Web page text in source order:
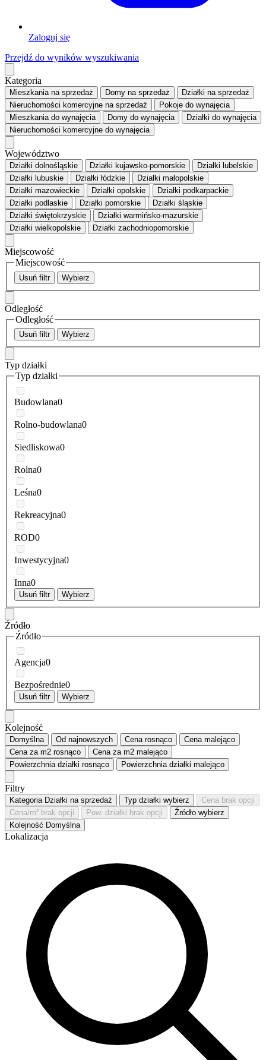
Zaloguj się
Przejdź do wyników wyszukiwania
Kategoria
Mieszkaniana sprzedaż Domy na sprzedaż Działki na sprzedaż
Nieruchomości komercyjne na sprzedaż Pokoje do wynajęcia
Mieszkaniado wynajęcia Domy do wynajęcia Działki do wynajęcia
Nieruchomości komercyjne do wynajęcia
Województwo
Działki dolnośląskie Działki kujawsko-pomorskie
Działki lubelskie
Działki lubuskie
Działki łódzkie
Działki małopolskie
Działki mazowieckie
Działki opolskie
Działki podkarpackie
Działki podlaskie
Działki pomorskie
Działki śląskie
Działki świętokrzyskie
Działki warmińsko-mazurskie
Działki wielkopolskie
Działki zachodniopomorskie
Miejscowość
Miejscowość
Usuń filtr Wybierz
Odległość
Odległość
Usuń filtr Wybierz
Typ działki
Typ działki
Budowlana0
Rolno-budowlana0
Siedliskowa0
Rolna0
Leśna0
Rekreacyjna0
ROD0
Inwestycyjna0
Inna0
Usuń filtr Wybierz
Źródło
Źródło
Agencja0
Bezpośrednie0
Usuń filtr Wybierz
Kolejność
Domyślna Od najnowszych Cena rosnąco Cena malejąco
Cena za m2 rosnąco Cena za m2 malejąco
Powierzchnia działki rosnąco Powierzchnia działki malejąco
Filtry
Kategoria Działki na sprzedaż Typ działki wybierz Cena brak opcji
Cena/m² brak opcji Pow. działki brak opcji Źródło wybierz
Kolejność Domyślna
Lokalizacja